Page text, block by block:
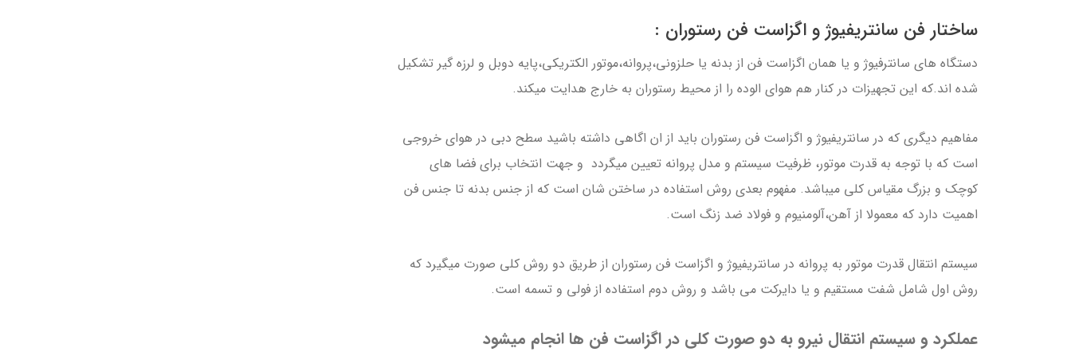
ساختار فن سانتریفیوژ و اگزاست فن رستوران :
دستگاه هاي سانترفيوژ و يا همان اگزاست فن از بدنه يا حلزوني،پروانه،موتور الكتريكي،پايه دوبل و لرزه گير تشكيل
شده اند.كه اين تجهيزات در كنار هم هوای الوده را از محیط رستوران به خارج هدایت میکند.
مفاهیم دیگری که در سانتریفیوژ و اگزاست فن رستوران باید از ان اگاهی داشته باشید سطح دبی در هوای خروجی
است که با توجه به قدرت موتور، ظرفیت سیستم و مدل پروانه تعیین میگردد و جهت انتخاب برای فضا های
کوچک و بزرگ مقیاس کلی میباشد. مفهوم بعدی روش استفاده در ساختن شان است که از جنس بدنه تا جنس فن
اهمیت دارد که معمولا از آهن،آلومنیوم و فولاد ضد زنگ است.
سیستم انتقال قدرت موتور به پروانه در سانتریفیوژ و اگزاست فن رستوران از طریق دو روش کلی صورت میگیرد که
روش اول شامل شفت مستقیم و يا دايركت می باشد و روش دوم استفاده از فولی و تسمه است.
عملکرد و سیستم انتقال نیرو به دو صورت کلی در اگزاست فن ها انجام میشود